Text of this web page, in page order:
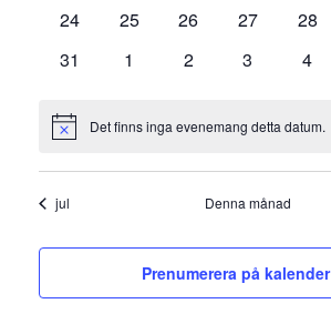
0
24
0
25
0
26
0
27
0
28
0
31
0
1
0
2
0
3
0
4
Notis Det finns inga evenemang detta datum.
jul Denna månad
Prenumerera på kalender